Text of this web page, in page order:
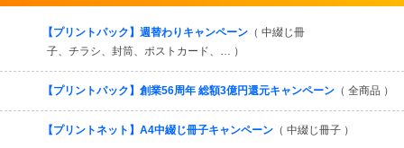
【プリントパック】週替わりキャンペーン （ 中綴じ冊
子、チラシ、封筒、ポストカード、… ）
【プリントパック】創業56周年 総額3億円還元キャンペーン （ 全商品 ）
【プリントネット】A4中綴じ冊子キャンペーン （ 中綴じ冊子 ）